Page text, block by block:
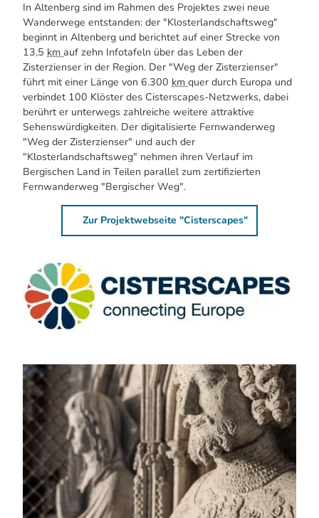
In Altenberg sind im Rahmen des Projektes zwei neue
Wanderwege entstanden: der "Klosterlandschaftsweg"
beginnt in Altenberg und berichtet auf einer Strecke von
13,5 kmauf zehn Infotafeln über das Leben der
Zisterzienser in der Region. Der "Weg der Zisterzienser"
führt mit einer Länge von 6.300 kmquer durch Europa und
verbindet 100 Klöster des Cisterscapes-Netzwerks, dabei
berührt er unterwegs zahlreiche weitere attraktive
Sehenswürdigkeiten. Der digitalisierte Fernwanderweg
"Weg der Zisterzienser" und auch der
"Klosterlandschaftsweg" nehmen ihren Verlauf im
Bergischen Land in Teilen parallel zum zertifizierten
Fernwanderweg "Bergischer Weg".
Zur Projektwebseite "Cisterscapes"